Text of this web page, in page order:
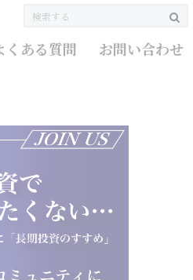
くある質問 お問い合わせ